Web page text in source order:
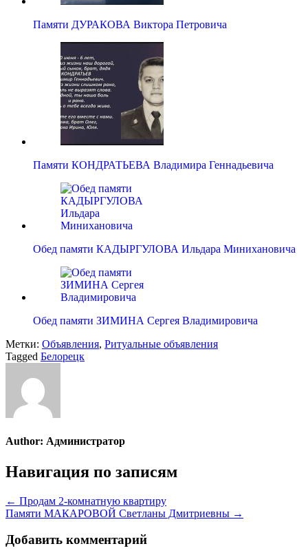
Памяти ДУРАКОВА Виктора Петровича
Памяти КОНДРАТЬЕВА Владимира Геннадьевича
Обед памяти КАДЫРГУЛОВА Ильдара Минихановича
Обед памяти ЗИМИНА Сергея Владимировича
Метки: Объявления, Ритуальные объявления
Tagged Белорецк
Author: Администратор
Навигация по записям
← Продам 2-комнатную квартиру
Памяти МАКАРОВОЙ Светланы Дмитриевны →
Добавить комментарий